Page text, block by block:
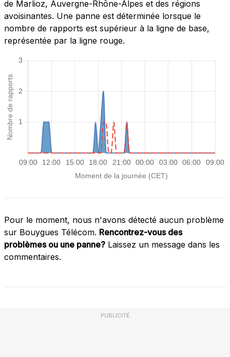
de Marlioz, Auvergne-Rhône-Alpes et des régions
avoisinantes. Une panne est déterminée lorsque le
nombre de rapports est supérieur à la ligne de base,
représentée par la ligne rouge.
Pour le moment, nous n'avons détecté aucun problème
sur Bouygues Télécom. Rencontrez-vous des
problèmes ou une panne? Laissez un message dans les
commentaires.
PUBLICITÉ